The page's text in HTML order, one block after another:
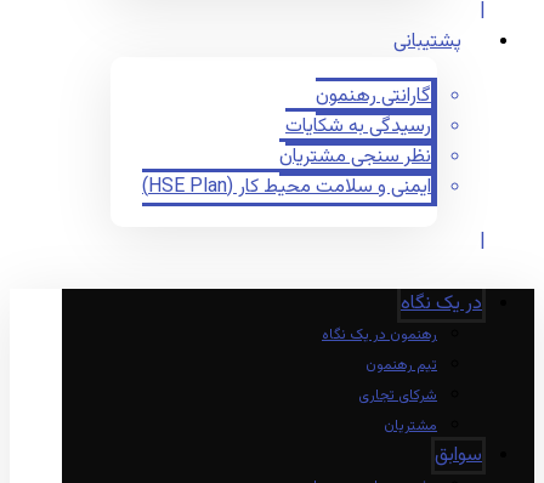
پشتیبانی
گارانتی رهنمون
رسیدگی به شکایات
نظر سنجی مشتریان
ایمنی و سلامت محیط کار (HSE Plan)
در یک نگاه
رهنمون در یک نگاه
تیم رهنمون
شرکای تجاری
مشتریان
سوابق